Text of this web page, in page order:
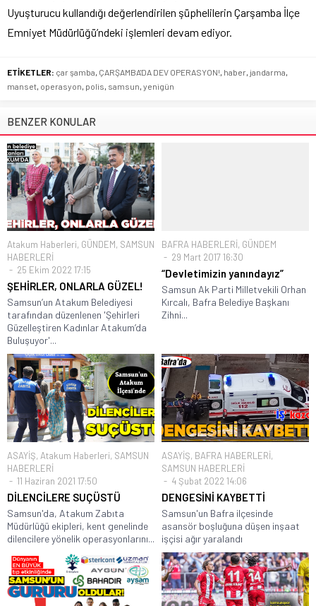
Uyuşturucu kullandığı değerlendirilen şüphelilerin Çarşamba İlçe
Emniyet Müdürlüğü’ndeki işlemleri devam ediyor.
ETİKETLER: çar şamba ÇARŞAMBA'DA DEV OPERASYON! haber jandarma
manset operasyon polis samsun yenigün
BENZER KONULAR
Atakum Haberleri, GÜNDEM, SAMSUN
HABERLERİ
25 Ekim 2022 17:15
ŞEHİRLER, ONLARLA GÜZEL!
Samsun’un Atakum Belediyesi
tarafından düzenlenen 'Şehirleri
Güzelleştiren Kadınlar Atakum’da
Buluşuyor'...
BAFRA HABERLERİ, GÜNDEM
29 Mart 2017 16:30
“Devletimizin yanındayız”
Samsun Ak Parti Milletvekili Orhan
Kırcalı, Bafra Belediye Başkanı
Zihni...
ASAYİŞ, Atakum Haberleri, SAMSUN
HABERLERİ
11 Haziran 2021 17:50
DİLENCİLERE SUÇÜSTÜ
Samsun'da, Atakum Zabıta
Müdürlüğü ekipleri, kent genelinde
dilencilere yönelik operasyonlarını...
ASAYİŞ, BAFRA HABERLERİ,
SAMSUN HABERLERİ
4 Şubat 2022 14:06
DENGESİNİ KAYBETTİ
Samsun'un Bafra ilçesinde
asansör boşluğuna düşen inşaat
işçisi ağır yaralandı